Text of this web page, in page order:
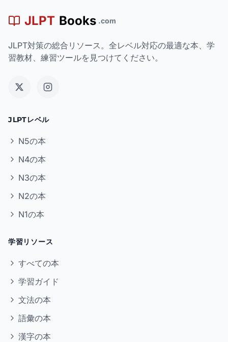
JLPT Books .com
JLPT対策の総合リソース。全レベル対応の最適な本、学
習教材、練習ツールを見つけてください。
JLPTレベル
N5の本
N4の本
N3の本
N2の本
N1の本
学習リソース
すべての本
学習ガイド
文法の本
語彙の本
漢字の本